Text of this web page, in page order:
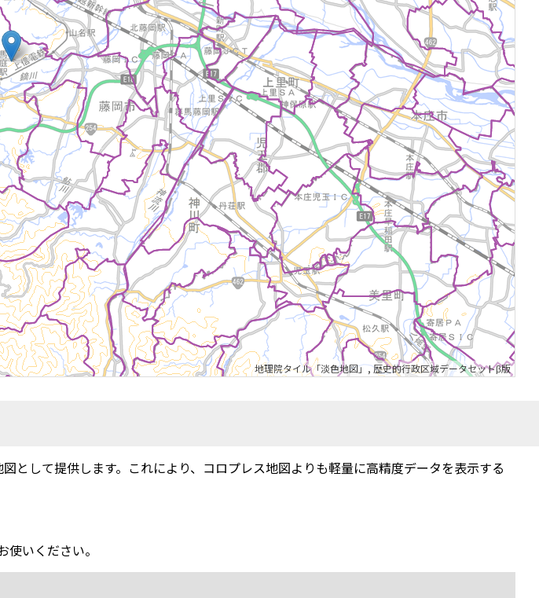
地理院タイル「淡色地図」,歴史的行政区域データセットβ版
として提供します。これにより、コロプレス地図よりも軽量に高精度データを表示する
いください。